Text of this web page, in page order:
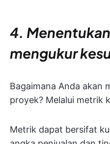
4.
mengukur
Bagaimana Anda akan
proyek? Melalui metrik
Metrik dapat bersifat